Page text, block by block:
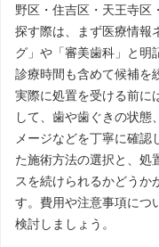
野区・住吉区・天王寺区
探す際は、まず医療情報
グ」や「審美歯科」と明
診療時間も含めて候補を
実際に処置を受ける前に
して、歯や歯ぐきの状態
メージなどを丁寧に確認
た施術方法の選択と、処
スを続けられるかどうか
す。費用や注意事項につ
検討しましょう。